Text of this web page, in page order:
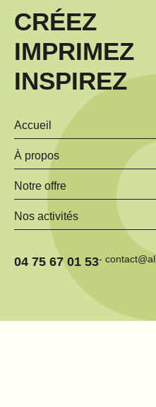
CRÉEZ
IMPRIMEZ
INSPIREZ
Accueil
À propos
Notre offre
Nos activités
04 75 67 01 53-